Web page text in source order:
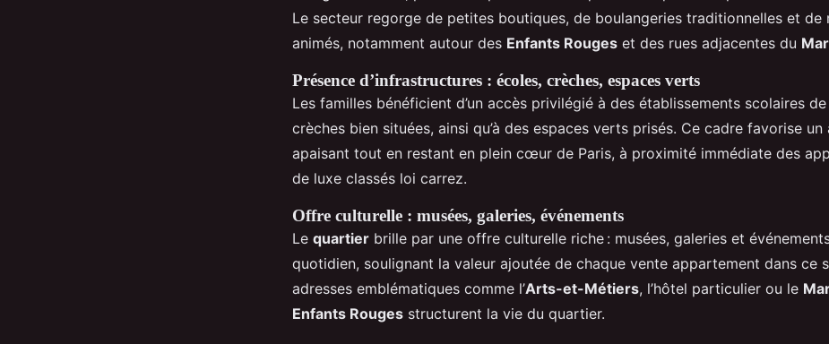
Le secteur regorge de petites boutiques, de boulangeries traditionnelles et de
animés, notamment autour des Enfants Rouges et des rues adjacentes du
Présence d’infrastructures : écoles, crèches, espaces verts
Les familles bénéficient d’un accès privilégié à des établissements scolaires
crèches bien situées, ainsi qu’à des espaces verts prisés. Ce cadre favorise
apaisant tout en restant en plein cœur de Paris, à proximité immédiate des
de luxe classés loi carrez.
Offre culturelle : musées, galeries, événements
Le quartier brille par une offre culturelle riche : musées, galeries et
quotidien, soulignant la valeur ajoutée de chaque vente appartement dans ce
adresses emblématiques comme l’Arts-et-Métiers, l’hôtel particulier ou le
Enfants Rouges structurent la vie du quartier.